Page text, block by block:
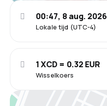
Lokale tijd (UTC-4)
00:47, 8 aug. 2026
Wisselkoers
1 XCD = 0.32 EUR